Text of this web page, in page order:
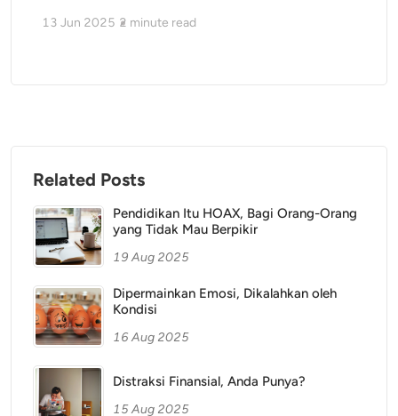
13 Jun 2025 2 minute read
Related Posts
Pendidikan Itu HOAX, Bagi Orang-Orang
yang Tidak Mau Berpikir
19 Aug 2025
Dipermainkan Emosi, Dikalahkan oleh
Kondisi
16 Aug 2025
Distraksi Finansial, Anda Punya?
15 Aug 2025